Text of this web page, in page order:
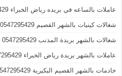
عاملات بالساعه في بريده رياض الخبراء 0547295429
شغالات كينيات بالشهر القصيم 0547295429
شغالات بالشهر بريدة المذنب 0547295429
عاملات بالشهر بريدة رياض الخبراء 0547295429
خادمات بالشهر القصيم البكيرية 0547295429